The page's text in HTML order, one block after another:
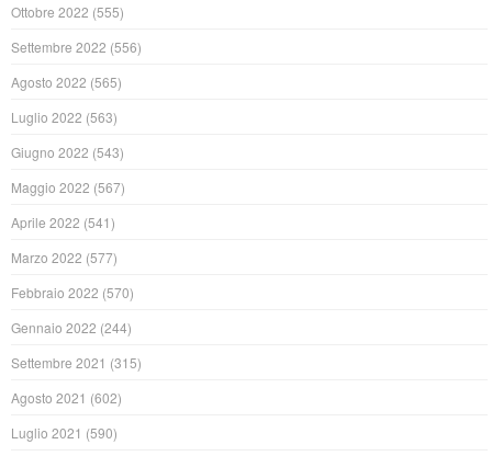
Ottobre 2022 (555)
Settembre 2022 (556)
Agosto 2022 (565)
Luglio 2022 (563)
Giugno 2022 (543)
Maggio 2022 (567)
Aprile 2022 (541)
Marzo 2022 (577)
Febbraio 2022 (570)
Gennaio 2022 (244)
Settembre 2021 (315)
Agosto 2021 (602)
Luglio 2021 (590)